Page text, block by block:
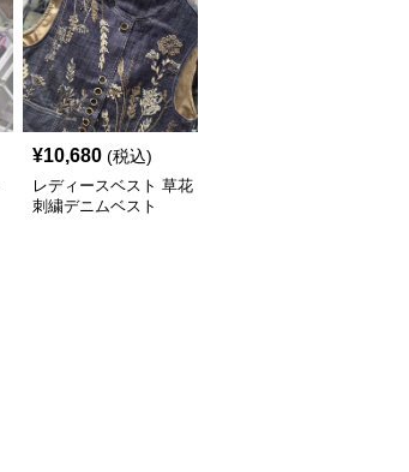
¥10,680 (税込)
レディースベスト 草花
刺繍デニムベスト